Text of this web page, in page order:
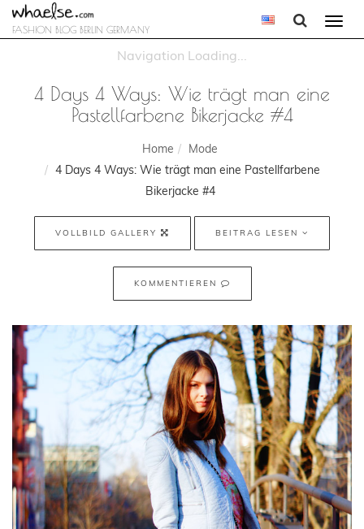
FASHION BLOG BERLIN GERMANY
4 Days 4 Ways: Wie trägt man eine
Pastellfarbene Bikerjacke #4
Home
Mode
4 Days 4 Ways: Wie trägt man eine Pastellfarbene
Bikerjacke #4
VOLLBILD GALLERY BEITRAG LESEN
KOMMENTIEREN